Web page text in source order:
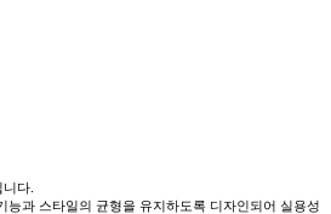
다.
능과 스타일의 균형을 유지하도록 디자인되어 실용성